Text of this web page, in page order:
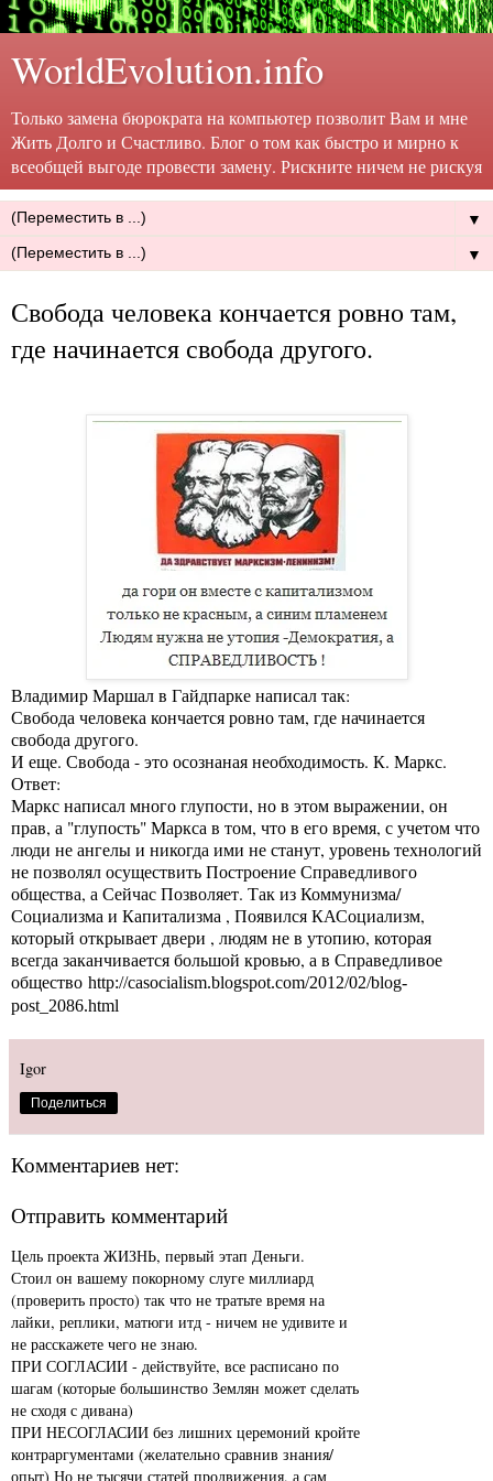
WorldEvolution.info
Только замена бюрократа на компьютер позволит Вам и мне
Жить Долго и Счастливо. Блог о том как быстро и мирно к
всеобщей выгоде провести замену. Рискните ничем не рискуя
▼
▼
Свобода человека кончается ровно там,
где начинается свобода другого.
Владимир Маршал в Гайдпарке написал так:
Свобода человека кончается ровно там, где начинается
свобода другого.
И еще. Свобода - это осознаная необходимость. К. Маркс.
Ответ:
Маркс написал много глупости, но в этом выражении, он
прав, а "глупость" Маркса в том, что в его время, с учетом что
люди не ангелы и никогда ими не станут, уровень технологий
не позволял осуществить Построение Справедливого
общества, а Сейчас Позволяет. Так из Коммунизма/
Социализма и Капитализма , Появился КАСоциализм,
который открывает двери , людям не в утопию, которая
всегда заканчивается большой кровью, а в Справедливое
общество http://casocialism.blogspot.com/2012/02/blog-
post_2086.html
Igor
Поделиться
Комментариев нет:
Отправить комментарий
Цель проекта ЖИЗНЬ, первый этап Деньги.
Стоил он вашему покорному слуге миллиард
(проверить просто) так что не тратьте время на
лайки, реплики, матюги итд - ничем не удивите и
не расскажете чего не знаю.
ПРИ СОГЛАСИИ - действуйте, все расписано по
шагам (которые большинство Землян может сделать
не сходя с дивана)
ПРИ НЕСОГЛАСИИ без лишних церемоний кройте
контраргументами (желательно сравнив знания/
опыт) Но не тысячи статей продвижения, а сам